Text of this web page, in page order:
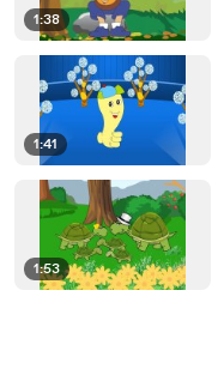
1:38
1:41
1:53